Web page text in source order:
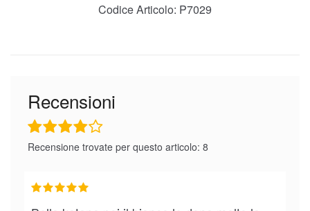
Codice Articolo: P7029
Recensioni
Recensione trovate per questo articolo: 8